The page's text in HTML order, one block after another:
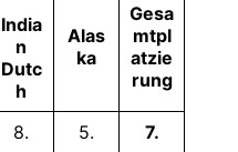
India
n
Dutc
h
Alas
ka
Gesa
mtpl
atzie
rung
8. 5.
7.